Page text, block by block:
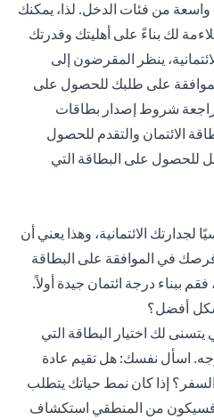
واسعة من فئات الدخل. لذا، يمكنك
لك بناءً على أهليتك وقدرتك
ينظر المقرضون إلى
على طلبك للحصول على
شروط إصدار بطاقات
الائتمان والتقدم للحصول
للحصول على البطاقة التي
لجدارتك الائتمانية، وهذا يعني أن
فرصك في الموافقة على البطاقة
فقم ببناء درجة ائتمان جيدة أولاً.
أفضل؟
لك اختيار البطاقة التي
اسأل نفسك: هل تقيم عادة
إذا كان نمط حياتك يتطلب
فسيكون من المنطقي استكشاف